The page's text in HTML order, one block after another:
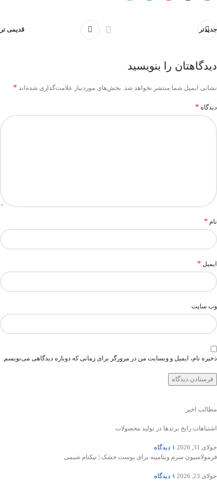
جدیدتر قدیمی تر
دیدگاهتان را بنویسید
نشانی ایمیل شما منتشر نخواهد شد. بخش‌های موردنیاز علامت‌گذاری شده‌اند *
دیدگاه *
نام *
ایمیل *
وب‌ سایت
ذخیره نام، ایمیل و وبسایت من در مرورگر برای زمانی که دوباره دیدگاهی می‌نویسم.
مطالب اخیر
اشتباهات رایج برندها در تولید محصولات
جولای 31, 2026
۱ دیدگاه
فرمولاسیون سرم ویتامینه برای پوست خشک | نیکنام شیمی
جولای 23, 2026
۱ دیدگاه